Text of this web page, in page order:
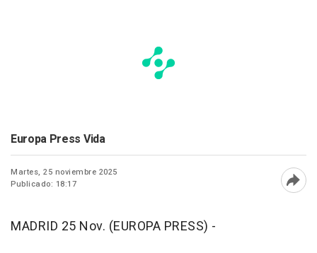
Europa Press Vida
Martes, 25 noviembre 2025
Publicado: 18:17
MADRID 25 Nov. (EUROPA PRESS) -